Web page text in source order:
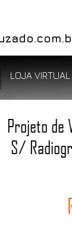
LOJA VIRTUAL
Projeto de
S/